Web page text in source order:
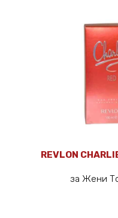
REVLON
за Жени